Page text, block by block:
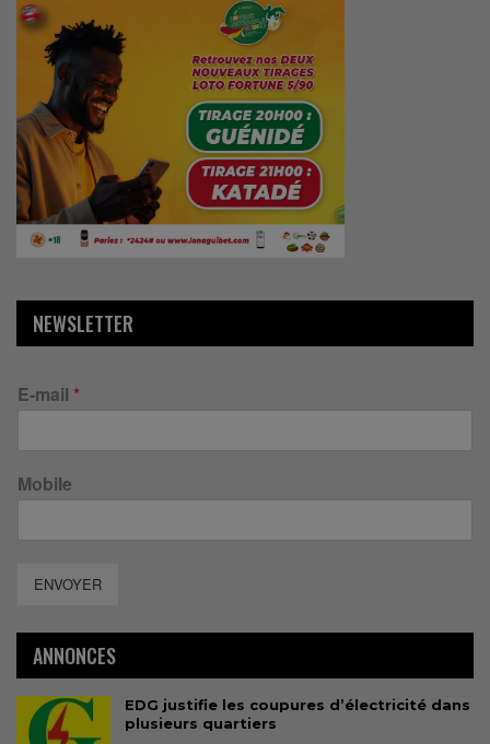
NEWSLETTER
E-mail *
Mobile
ENVOYER
ANNONCES
EDG justifie les coupures d’électricité dans
plusieurs quartiers